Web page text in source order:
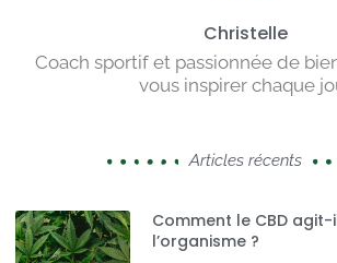
Christelle
Coach sportif et passionnée de
vous inspirer chaque
Articles récents
Comment le CBD agit-
l’organisme ?